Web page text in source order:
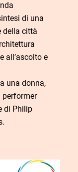
di una
della città
all’ascolto e
una donna,
performer
di Philip